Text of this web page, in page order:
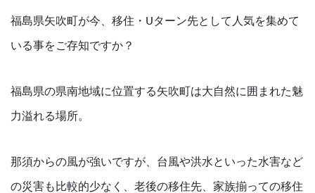
福島県矢吹町が今、移住・Uターン先として人気を集めて
いる事をご存知ですか？
福島県の県南地域に位置する矢吹町は大自然に囲まれた魅
力溢れる場所。
那須からの風が強いですが、台風や洪水といった水害など
の災害も比較的少なく、老後の移住先、家族揃っての移住